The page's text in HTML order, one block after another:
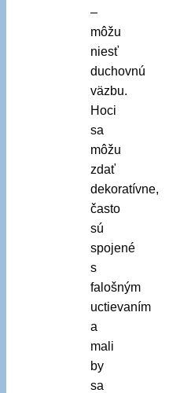
–
môžu
niesť
duchovnú
väzbu.
Hoci
sa
môžu
zdať
dekoratívne,
často
sú
spojené
s
falošným
uctievaním
a
mali
by
sa